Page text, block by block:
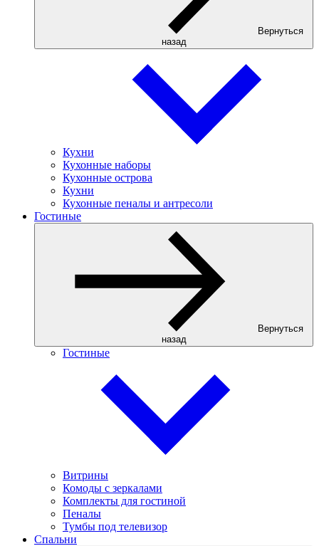
Вернуться
назад
Кухни
Кухонные наборы
Кухонные острова
Кухни
Кухонные пеналы и антресоли
Гостиные
Вернуться
назад
Гостиные
Витрины
Комоды с зеркалами
Комплекты для гостиной
Пеналы
Тумбы под телевизор
Спальни